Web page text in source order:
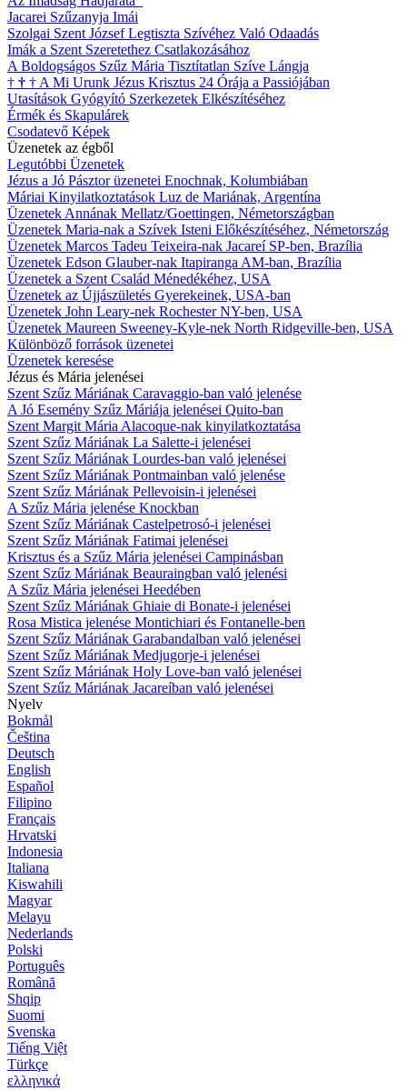
Jacarei Szűzanyja Imái
Szolgai Szent József Legtiszta Szívéhez Való Odaadás
Imák a Szent Szeretethez Csatlakozásához
A Boldogságos Szűz Mária Tisztítatlan Szíve Lángja
† † † A Mi Urunk Jézus Krisztus 24 Órája a Passiójában
Utasítások Gyógyító Szerkezetek Elkészítéséhez
Érmék és Skapulárek
Csodatevő Képek
Üzenetek az égből
Legutóbbi Üzenetek
Jézus a Jó Pásztor üzenetei Enochnak, Kolumbiában
Máriai Kinyilatkoztatások Luz de Mariának, Argentína
Üzenetek Annának Mellatz/Goettingen, Németországban
Üzenetek Maria-nak a Szívek Isteni Előkészítéséhez, Németország
Üzenetek Marcos Tadeu Teixeira-nak Jacareí SP-ben, Brazília
Üzenetek Edson Glauber-nak Itapiranga AM-ban, Brazília
Üzenetek a Szent Család Ménedékéhez, USA
Üzenetek az Újjászületés Gyerekeinek, USA-ban
Üzenetek John Leary-nek Rochester NY-ben, USA
Üzenetek Maureen Sweeney-Kyle-nek North Ridgeville-ben, USA
Különböző források üzenetei
Üzenetek keresése
Jézus és Mária jelenései
Szent Szűz Máriának Caravaggio-ban való jelenése
A Jó Esemény Szűz Máriája jelenései Quito-ban
Szent Margit Mária Alacoque-nak kinyilatkoztatása
Szent Szűz Máriának La Salette-i jelenései
Szent Szűz Máriának Lourdes-ban való jelenései
Szent Szűz Máriának Pontmainban való jelenése
Szent Szűz Máriának Pellevoisin-i jelenései
A Szűz Mária jelenése Knockban
Szent Szűz Máriának Castelpetrosó-i jelenései
Szent Szűz Máriának Fatimai jelenései
Krisztus és a Szűz Mária jelenései Campinásban
Szent Szűz Máriának Beauraingban való jelenési
A Szűz Mária jelenései Heedében
Szent Szűz Máriának Ghiaie di Bonate-i jelenései
Rosa Mistica jelenése Montichiari és Fontanelle-ben
Szent Szűz Máriának Garabandalban való jelenései
Szent Szűz Máriának Medjugorje-i jelenései
Szent Szűz Máriának Holy Love-ban való jelenései
Szent Szűz Máriának Jacareíban való jelenései
Nyelv
Bokmål
Čeština
Deutsch
English
Español
Filipino
Français
Hrvatski
Indonesia
Italiana
Kiswahili
Magyar
Melayu
Nederlands
Polski
Português
Română
Shqip
Suomi
Svenska
Tiếng Việt
Türkçe
ελληνικά